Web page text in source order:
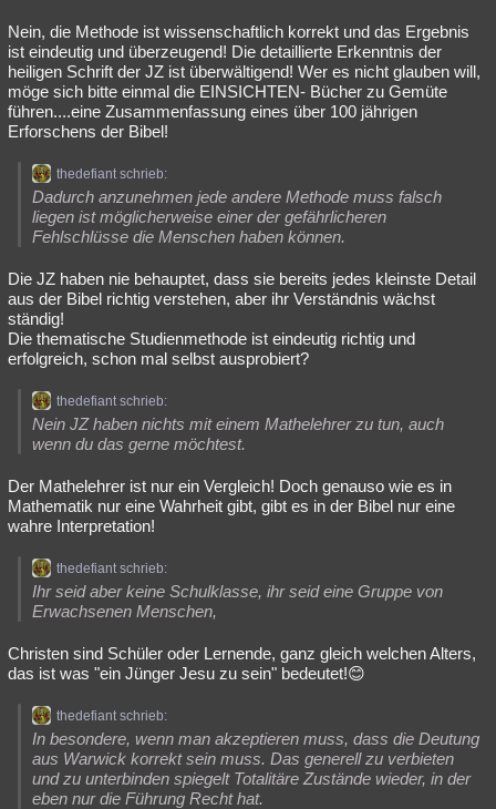
Nein, die Methode ist wissenschaftlich korrekt und das Ergebnis
ist eindeutig und überzeugend! Die detaillierte Erkenntnis der
heiligen Schrift der JZ ist überwältigend! Wer es nicht glauben will,
möge sich bitte einmal die EINSICHTEN- Bücher zu Gemüte
führen....eine Zusammenfassung eines über 100 jährigen
Erforschens der Bibel!
thedefiant schrieb:
Dadurch anzunehmen jede andere Methode muss falsch
liegen ist möglicherweise einer der gefährlicheren
Fehlschlüsse die Menschen haben können.
Die JZ haben nie behauptet, dass sie bereits jedes kleinste Detail
aus der Bibel richtig verstehen, aber ihr Verständnis wächst
ständig!
Die thematische Studienmethode ist eindeutig richtig und
erfolgreich, schon mal selbst ausprobiert?
thedefiant schrieb:
Nein JZ haben nichts mit einem Mathelehrer zu tun, auch
wenn du das gerne möchtest.
Der Mathelehrer ist nur ein Vergleich! Doch genauso wie es in
Mathematik nur eine Wahrheit gibt, gibt es in der Bibel nur eine
wahre Interpretation!
thedefiant schrieb:
Ihr seid aber keine Schulklasse, ihr seid eine Gruppe von
Erwachsenen Menschen,
Christen sind Schüler oder Lernende, ganz gleich welchen Alters,
das ist was "ein Jünger Jesu zu sein" bedeutet!😊
thedefiant schrieb:
In besondere, wenn man akzeptieren muss, dass die Deutung
aus Warwick korrekt sein muss. Das generell zu verbieten
und zu unterbinden spiegelt Totalitäre Zustände wieder, in der
eben nur die Führung Recht hat.